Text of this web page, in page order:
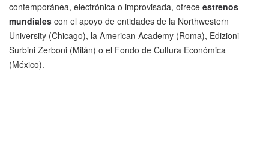
contemporánea, electrónica o improvisada, ofrece estrenos
mundiales con el apoyo de entidades de la Northwestern
University (Chicago), la American Academy (Roma), Edizioni
Surbini Zerboni (Milán) o el Fondo de Cultura Económica
(México).